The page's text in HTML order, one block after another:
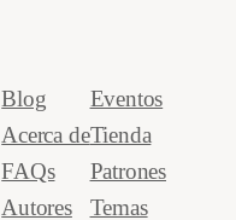
Blog
Acerca de
FAQs
Autores
Eventos
Tienda
Patrones
Temas